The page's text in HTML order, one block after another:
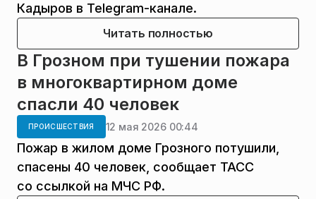
Кадыров в Telegram-канале.
Читать полностью
В Грозном при тушении пожара
в многоквартирном доме
спасли 40 человек
ПРОИСШЕСТВИЯ 12 мая 2026 00:44
Пожар в жилом доме Грозного потушили,
спасены 40 человек, сообщает ТАСС
со ссылкой на МЧС РФ.